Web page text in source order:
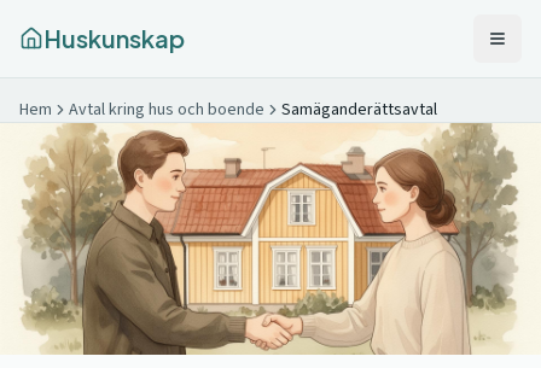
Huskunskap
Hem Avtal kring hus och boende Samäganderättsavtal